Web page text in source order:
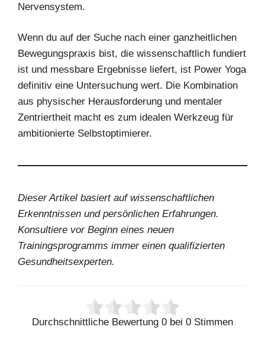
Nervensystem.
Wenn du auf der Suche nach einer ganzheitlichen
Bewegungspraxis bist, die wissenschaftlich fundiert
ist und messbare Ergebnisse liefert, ist Power Yoga
definitiv eine Untersuchung wert. Die Kombination
aus physischer Herausforderung und mentaler
Zentriertheit macht es zum idealen Werkzeug für
ambitionierte Selbstoptimierer.
Dieser Artikel basiert auf wissenschaftlichen
Erkenntnissen und persönlichen Erfahrungen.
Konsultiere vor Beginn eines neuen
Trainingsprogramms immer einen qualifizierten
Gesundheitsexperten.
Durchschnittliche Bewertung 0 bei 0 Stimmen